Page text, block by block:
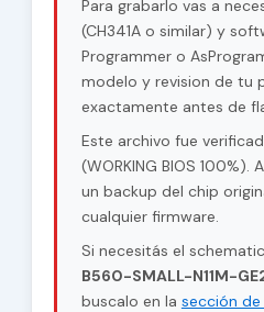
Para grabarlo vas a
(CH341A o similar) y
Programmer o
modelo y revision de tu
exactamente antes de
Este archivo fue
(WORKING BIOS 100%).
un backup del chip
cualquier firmware.
Si necesitás el
B560-SMALL-N11M-
buscalo en la sección